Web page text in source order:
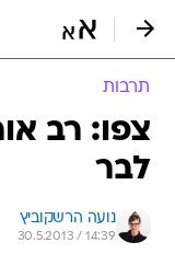
תרבות
צפו: רב
לבר
נועה הרשקוביץ
30.5.2013 / 14:39